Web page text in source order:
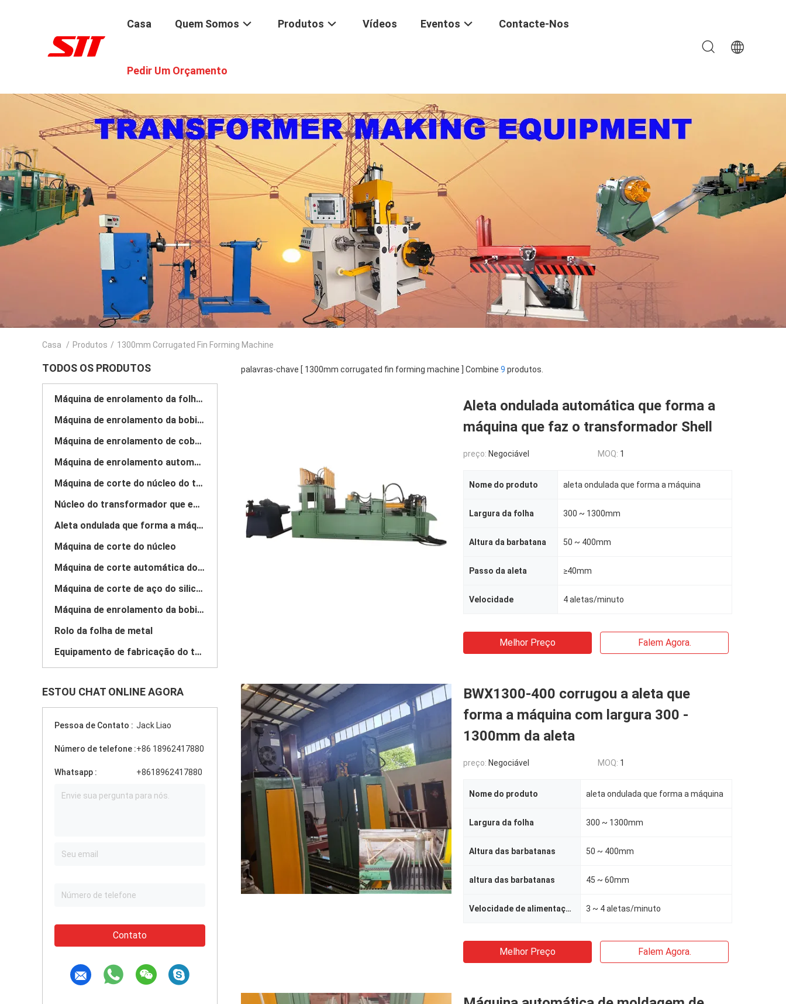
Casa Quem Somos Produtos Vídeos Eventos Contacte-Nos
Pedir Um Orçamento
Casa / Produtos / 1300mm Corrugated Fin Forming Machine
TODOS OS PRODUTOS
Máquina de enrolamento da folha do transformador
Máquina de enrolamento da bobina do transformador
Máquina de enrolamento de cobre da folha
Máquina de enrolamento automática da bobina
Máquina de corte do núcleo do transformador
Núcleo do transformador que empilha a tabela
Aleta ondulada que forma a máquina
Máquina de corte do núcleo
Máquina de corte automática do núcleo
Máquina de corte de aço do silicone
Máquina de enrolamento da bobina do motor
Rolo da folha de metal
Equipamento de fabricação do transformador
ESTOU CHAT ONLINE AGORA
Pessoa de Contato : Jack Liao
Número de telefone :+86 18962417880
Whatsapp : +8618962417880
Contato
palavras-chave [ 1300mm corrugated fin forming machine ] Combine 9 produtos.
Aleta ondulada automática que forma a
máquina que faz o transformador Shell
preço: Negociável MOQ: 1
Nome do produto aleta ondulada que forma a máquina
Largura da folha 300 ~ 1300mm
Altura da barbatana 50 ~ 400mm
Passo da aleta ≥40mm
Velocidade 4 aletas/minuto
Melhor Preço Falem Agora.
BWX1300-400 corrugou a aleta que
forma a máquina com largura 300 -
1300mm da aleta
preço: Negociável MOQ: 1
Nome do produto aleta ondulada que forma a máquina
Largura da folha 300 ~ 1300mm
Altura das barbatanas 50 ~ 400mm
altura das barbatanas 45 ~ 60mm
Velocidade de alimentação 3 ~ 4 aletas/minuto
Melhor Preço Falem Agora.